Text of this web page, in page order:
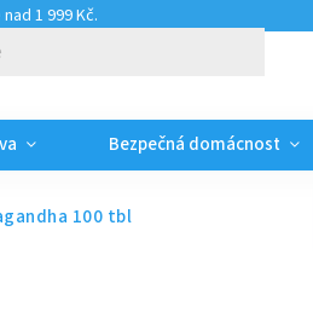
1 999 Kč.
Bezpečná domácnost
100 tbl